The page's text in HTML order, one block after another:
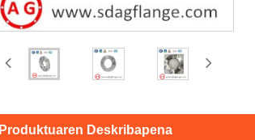
Produktuaren Deskribapena